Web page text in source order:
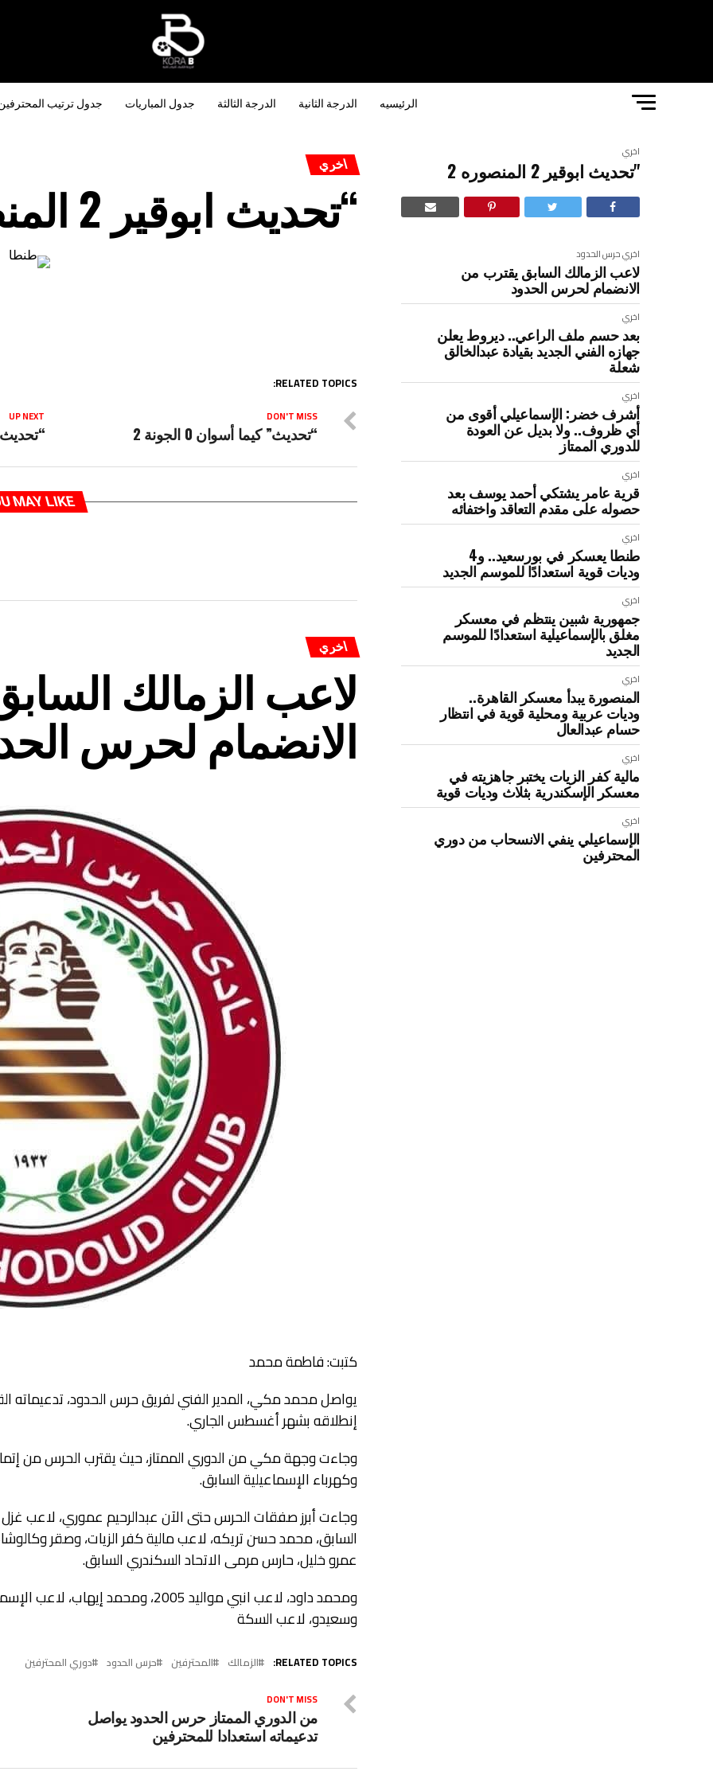
الرئيسيه الدرجة الثانية الدرجة الثالثة جدول المباريات جدول ترتيب
اخري
"تحديث ابوقير 2 المنصوره 2
اخريحرس الحدود
لاعب الزمالك السابق يقترب من
الانضمام لحرس الحدود
اخري
بعد حسم ملف الراعي.. ديروط يعلن
جهازه الفني الجديد بقيادة عبدالخالق
شعلة
اخري
أشرف خضر: الإسماعيلي أقوى من
أي ظروف.. ولا بديل عن العودة
للدوري الممتاز
اخري
قرية عامر يشتكي أحمد يوسف بعد
حصوله على مقدم التعاقد واختفائه
اخري
طنطا يعسكر في بورسعيد.. و4
وديات قوية استعدادًا للموسم الجديد
اخري
جمهورية شبين ينتظم في معسكر
مغلق بالإسماعيلية استعدادًا للموسم
الجديد
اخري
المنصورة يبدأ معسكر القاهرة..
وديات عربية ومحلية قوية في انتظار
حسام عبدالعال
اخري
مالية كفر الزيات يختبر جاهزيته في
معسكر الإسكندرية بثلاث وديات قوية
اخري
الإسماعيلي ينفي الانسحاب من دوري
المحترفين
اخري
“تحديث ابوقير 2 المنصوره 2
RELATED TOPICS:
UP NEXT
“تحديث”
DON'T MISS
“تحديث” كيما أسوان 0 الجونة 2
MAY LIKE
اخري
لاعب الزمالك
الانضمام لحرس
كتبت: فاطمة محمد
يواصل محمد مكي، المدير الفني لفريق حرس الحدود، تدعيماته
إنطلاقه بشهر أغسطس الجاري.
وجاءت وجهة مكي من الدوري الممتاز، حيث يقترب الحرس من
وكهرباء الإسماعيلية السابق.
وجاءت أبرز صفقات الحرس حتى الآن عبدالرحيم عموري، لاعب
السابق، محمد حسن تريكه، لاعب مالية كفر الزيات، وصقر
عمرو خليل، حارس مرمى الاتحاد السكندري السابق.
ومحمد داود، لاعب انبي مواليد 2005،
وسعيدو، لاعب السكة
RELATED TOPICS: الزمالك المحترفين حرس الحدود دوري المحترفين
DON'T MISS
من الدوري الممتاز حرس الحدود يواصل
تدعيماته استعدادا للمحترفين